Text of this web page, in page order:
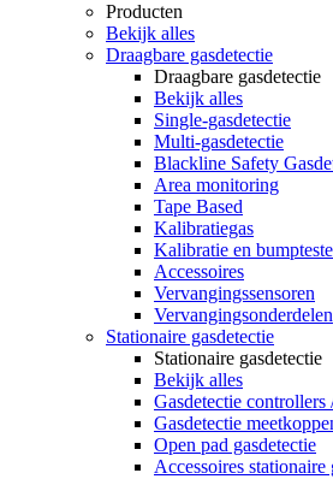
Producten
Bekijk alles
Draagbare gasdetectie
Draagbare gasdetectie
Bekijk alles
Single-gasdetectie
Multi-gasdetectie
Blackline Safety
Area monitoring
Tape Based
Kalibratiegas
Kalibratie en
Accessoires
Vervangingssensoren
Vervangingsonderdelen
Stationaire gasdetectie
Stationaire gasdetectie
Bekijk alles
Gasdetectie controllers
Gasdetectie
Open pad gasdetectie
Accessoires stationaire